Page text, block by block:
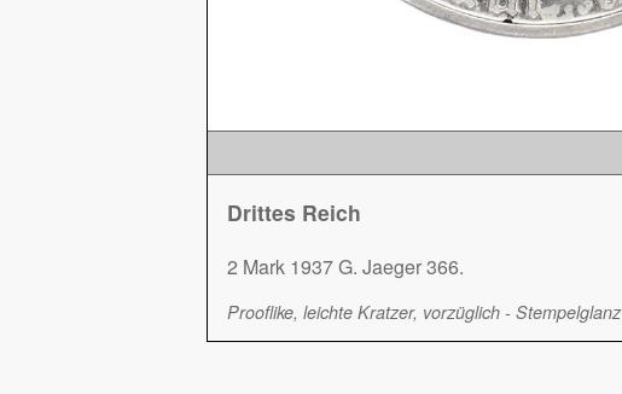
Drittes Reich
2 Mark 1937 G. Jaeger 366.
Prooflike, leichte Kratzer, vorzüglich - Stempelglanz